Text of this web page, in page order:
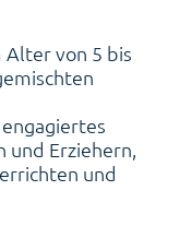
von 5 bis
und Erziehern,
und